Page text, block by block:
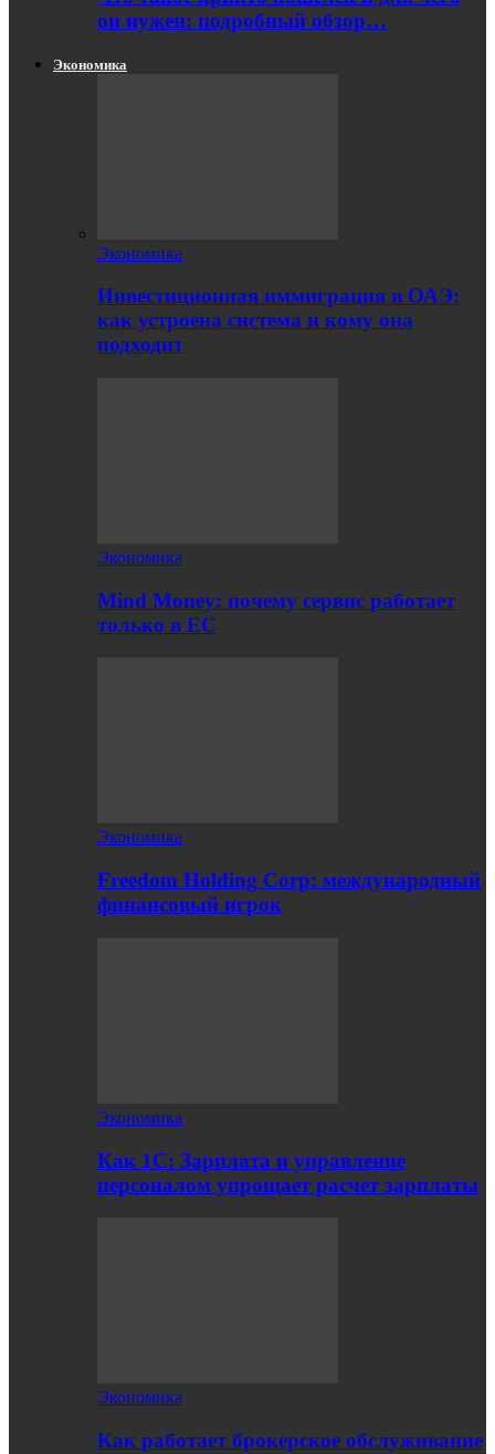
он нужен: подробный обзор…
Экономика
Экономика
Инвестиционная иммиграция в ОАЭ:
как устроена система и кому она
подходит
Экономика
Mind Money: почему сервис работает
только в ЕС
Экономика
Freedom Holding Corp: международный
финансовый игрок
Экономика
Как 1С: Зарплата и управление
персоналом упрощает расчет зарплаты
Экономика
Как работает брокерское обслуживание